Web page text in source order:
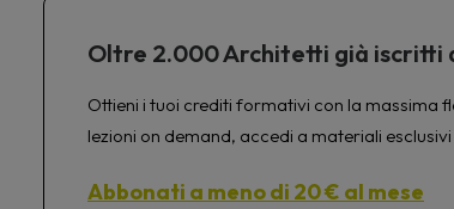
Oltre 2.000 Architetti già iscritti
Ottieni i tuoi crediti formativi con la massima
lezioni on demand, accedi a materiali
Abbonati a meno di 20 € al mese